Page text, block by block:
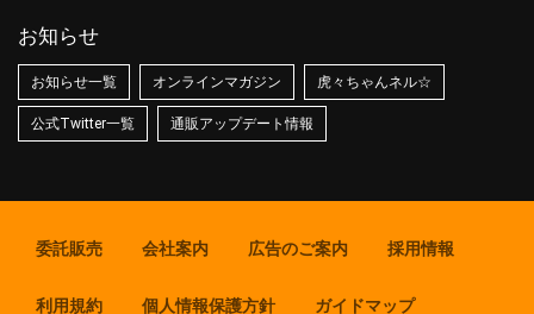
お知らせ
お知らせ一覧 オンラインマガジン 虎々ちゃんネル☆
公式Twitter一覧 通販アップデート情報
委託販売 会社案内 広告のご案内 採用情報
利用規約 個人情報保護方針 ガイドマップ